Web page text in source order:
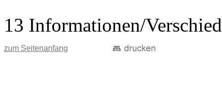
13 Informationen/
zum Seitenanfang